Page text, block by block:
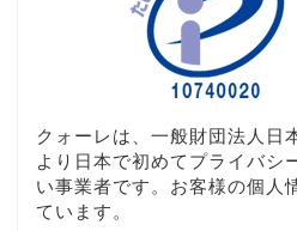
クォーレは、一般財団法人日
より日本で初めてプライバシ
い事業者です。お客様の個人
ています。